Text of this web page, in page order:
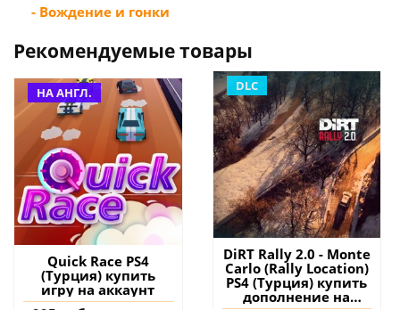
- Вождение и гонки
Рекомендуемые товары
НА АНГЛ.
Quick Race PS4
(Турция) купить
игру на аккаунт
DLC
DiRT Rally 2.0 - Monte
Carlo (Rally Location)
PS4 (Турция) купить
дополнение на